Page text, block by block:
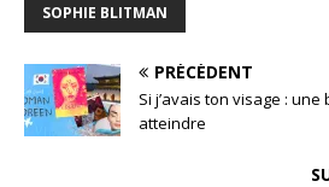
SOPHIE BLITMAN
PRÉCÉDENT
Si j’avais ton visage :
atteindre